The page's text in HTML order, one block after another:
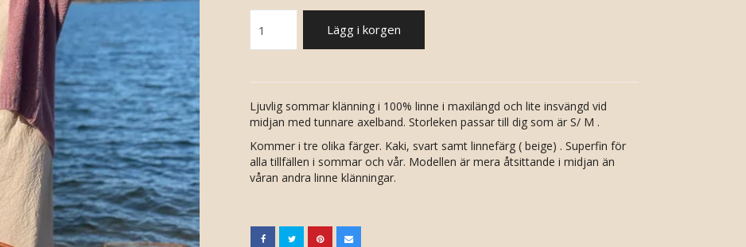
Lägg i korgen
Ljuvlig sommar klänning i 100% linne i maxilängd och lite insvängd vid
midjan med tunnare axelband. Storleken passar till dig som är S/ M .
Kommer i tre olika färger. Kaki, svart samt linnefärg ( beige) . Superfin för
alla tillfällen i sommar och vår. Modellen är mera åtsittande i midjan än
våran andra linne klänningar.